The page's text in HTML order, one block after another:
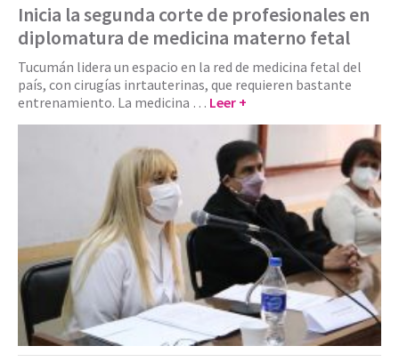
Inicia la segunda corte de profesionales en
diplomatura de medicina materno fetal
Tucumán lidera un espacio en la red de medicina fetal del
país, con cirugías inrtauterinas, que requieren bastante
entrenamiento. La medicina … Leer +